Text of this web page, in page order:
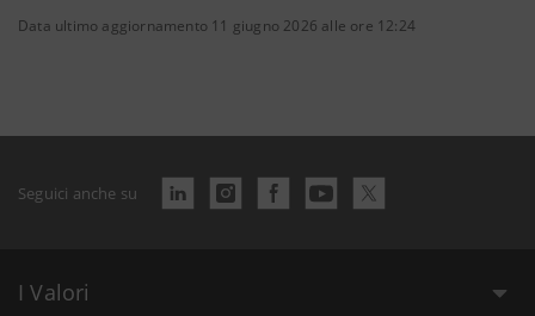
Data ultimo aggiornamento 11 giugno 2026 alle ore 12:24
Seguici anche su
I Valori